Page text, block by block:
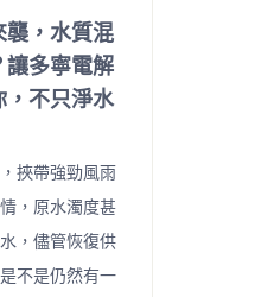
襲，水質混
多寧電解
不只淨水
挾帶強勁風雨
，原水濁度甚
，儘管恢復供
不是仍然有一